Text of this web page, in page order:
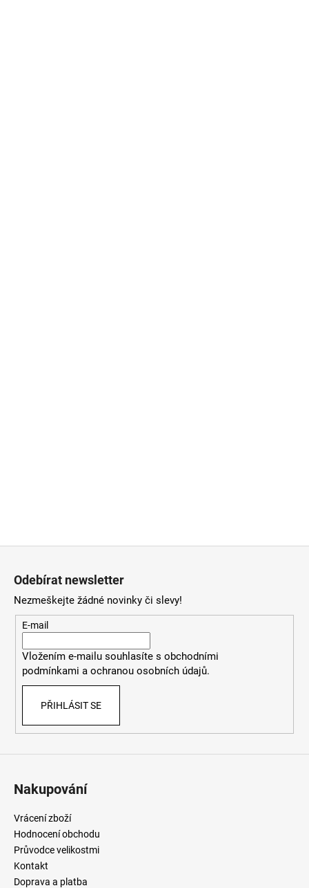
Odebírat newsletter
Nezmeškejte žádné novinky či slevy!
E-mail
Vložením e-mailu souhlasítes obchodními
podmínkami a ochranou osobních údajů.
PŘIHLÁSIT SE
Nakupování
Vrácení zboží
Hodnocení obchodu
Průvodce velikostmi
Kontakt
Doprava a platba